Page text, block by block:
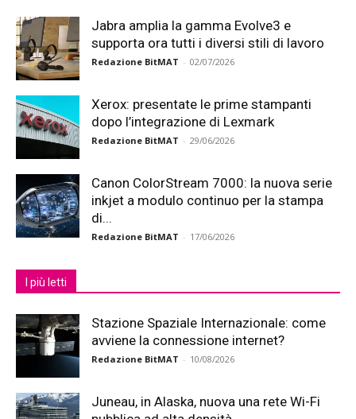
Jabra amplia la gamma Evolve3 e
supporta ora tutti i diversi stili di lavoro
Redazione BitMAT - 02/07/2026
Xerox: presentate le prime stampanti
dopo l’integrazione di Lexmark
Redazione BitMAT - 29/06/2026
Canon ColorStream 7000: la nuova serie
inkjet a modulo continuo per la stampa
di...
Redazione BitMAT - 17/06/2026
I più letti
Stazione Spaziale Internazionale: come
avviene la connessione internet?
Redazione BitMAT - 10/08/2026
Juneau, in Alaska, nuova una rete Wi-Fi